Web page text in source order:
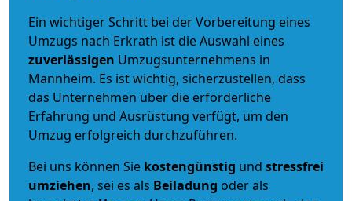
Ein wichtiger Schritt bei der Vorbereitung eines
Umzugs nach Erkrath ist die Auswahl eines
zuverlässigen Umzugsunternehmens in
Mannheim. Es ist wichtig, sicherzustellen, dass
das Unternehmen über die erforderliche
Erfahrung und Ausrüstung verfügt, um den
Umzug erfolgreich durchzuführen.
Bei uns können Sie kostengünstig und stressfrei
umziehen, sei es als Beiladung oder als